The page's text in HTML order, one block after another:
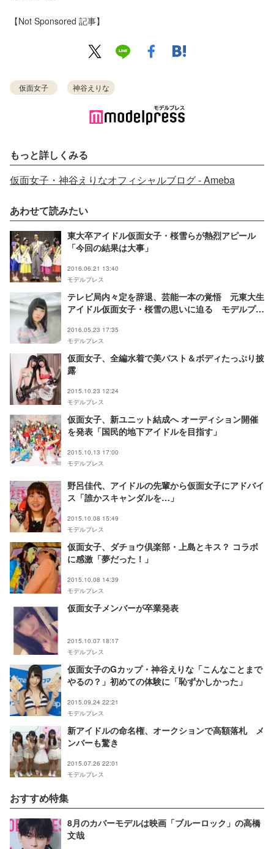
【Not Sponsored 記事】
仮面女子 神谷えりな
もっと詳しくみる
仮面女子・神谷えりなオフィシャルブログ - Ameba
あわせて読みたい
東大卒アイドル仮面女子・桜雪らが熱烈アピール
「今回の結果は大事」
2016.06.21 13:40
モデルプレス
テレビ局内々定を辞退、芸能一本の覚悟 元東大生
アイドル仮面女子・桜雪の思いに迫る モデルプレ
2016.05.23 17:35
モデルプレス
仮面女子、全編水着で美バスト＆ボディたっぷり披
露
2015.10.23 12:24
モデルプレス
仮面女子、新ユニット結成へ オーディション開催
を発表「国民的地下アイドルを目指す」
2015.10.13 17:00
モデルプレス
野呂佳代、アイドルの先輩から仮面女子にアドバイ
ス「誰かスキャンダルを…」
2015.10.08 15:49
モデルプレス
仮面女子、ダチョウ倶楽部・上島とキス？ コラボ
に感激「夢だった！」
2015.10.08 14:39
モデルプレス
仮面女子メンバーが卒業発表
2015.10.07 18:17
モデルプレス
仮面女子のGカップ・神谷えりな「こんなことまで
やるの？」初めての体験に「恥ずかしかった」
2015.09.24 22:21
モデルプレス
新アイドルの命名権、オークションで高額落札 メ
ンバーも驚き
2015.07.26 22:01
モデルプレス
おすすめ特集
8月のカバーモデルは映画「ブルーロック」の高橋
文哉